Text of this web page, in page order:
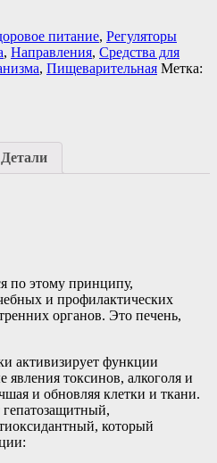
питание, Регуляторы
, Направления, Средства для
, Пищеварительная Метка:
Детали
по этому принципу,
и профилактических
органов. Это печень,
активизирует функции
явления токсинов, алкоголя и
и обновляя клетки и ткани.
гепатозащитный,
который